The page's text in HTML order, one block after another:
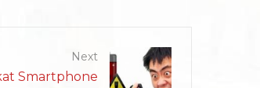
Next
Smartphone